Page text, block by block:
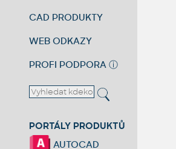
CAD PRODUKTY
WEB ODKAZY
PROFI PODPORA ⓘ
PORTÁLY PRODUKTŮ
AUTOCAD